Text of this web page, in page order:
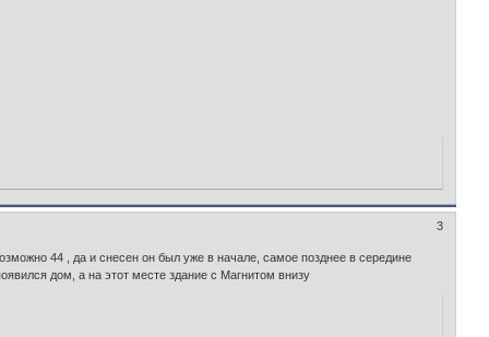
3
44 , да и снесен он был уже в начале, самое позднее в середине
дом, а на этот месте здание с Магнитом внизу